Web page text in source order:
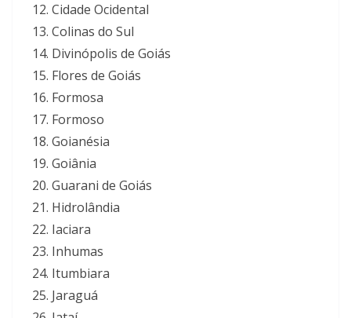
Cidade Ocidental
Colinas do Sul
Divinópolis de Goiás
Flores de Goiás
Formosa
Formoso
Goianésia
Goiânia
Guarani de Goiás
Hidrolândia
Iaciara
Inhumas
Itumbiara
Jaraguá